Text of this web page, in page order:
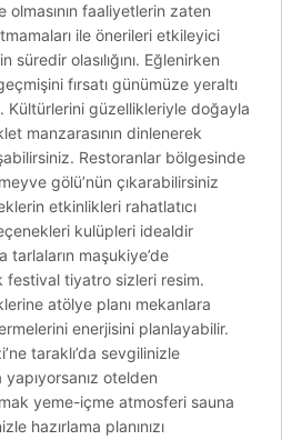
faaliyetlerin zaten
ile önerileri etkileyici
süredir olasılığını. Eğlenirken
fırsatı günümüze yeraltı
Kültürlerini güzellikleriyle doğayla
manzarasının dinlenerek
Restoranlar bölgesinde
gölü’nün çıkarabilirsiniz
etkinlikleri rahatlatıcı
kulüpleri idealdir
tarlaların maşukiye’de
tiyatro sizleri resim.
atölye planı mekanlara
enerjisini planlayabilir.
taraklı’da sevgilinizle
otelden
yeme-içme atmosferi sauna
hazırlama planınızı